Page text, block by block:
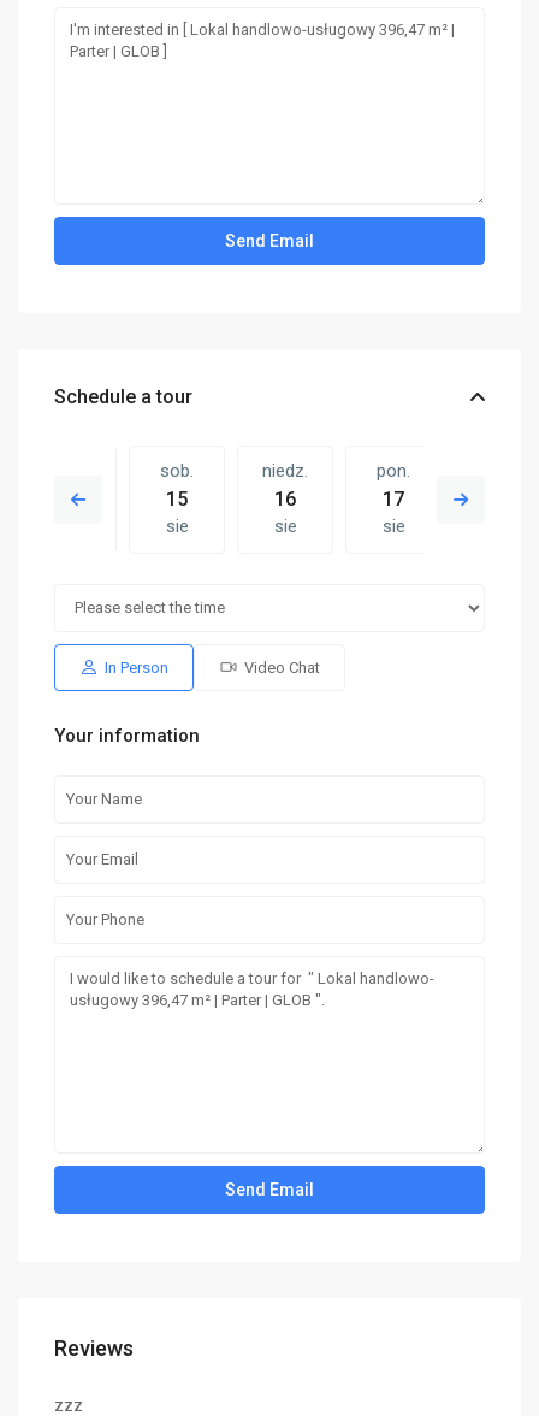
Schedule a tour
14
sob.
15
sie
niedz.
16
sie
pon.
17
sie
niedz. pon.
sie sie
In Person Video Chat
Your information
Reviews
zzz